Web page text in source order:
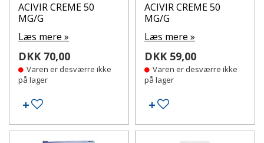
ACIVIR CREME 50
MG/G
Læs mere »
DKK 70,00
Varen er desværre ikke
på lager
Tilføj til ønskeseddel
ACIVIR CREME 50
MG/G
Læs mere »
DKK 59,00
Varen er desværre ikke
på lager
Tilføj til ønskeseddel